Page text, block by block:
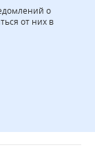
о
от них в